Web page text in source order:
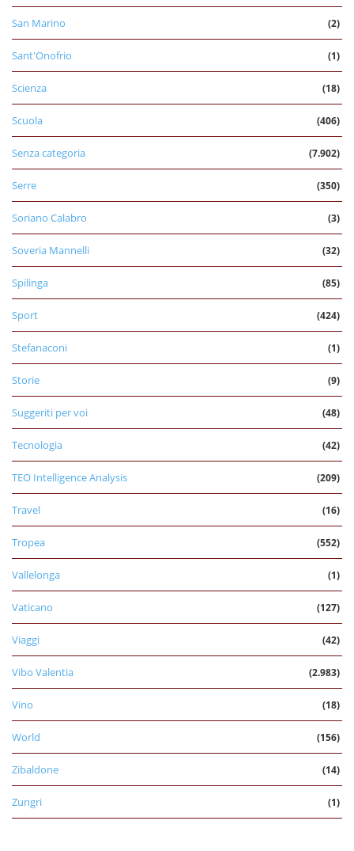
San Marino (2)
Sant'Onofrio (1)
Scienza (18)
Scuola (406)
Senza categoria (7.902)
Serre (350)
Soriano Calabro (3)
Soveria Mannelli (32)
Spilinga (85)
Sport (424)
Stefanaconi (1)
Storie (9)
Suggeriti per voi (48)
Tecnologia (42)
TEO Intelligence Analysis (209)
Travel (16)
Tropea (552)
Vallelonga (1)
Vaticano (127)
Viaggi (42)
Vibo Valentia (2.983)
Vino (18)
World (156)
Zibaldone (14)
Zungri (1)